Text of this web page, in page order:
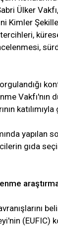
Ülker
Kimler
Vakfı'nın
yapılan
gıda
(EUFIC)